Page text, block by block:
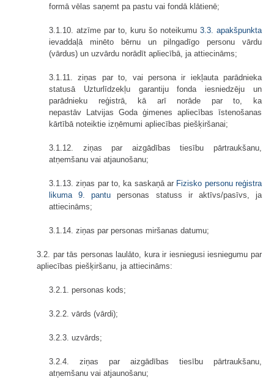
formā vēlas saņemt pa pastu vai fondā klātienē;
3.1.10. atzīme par to, kuru šo noteikumu 3.3. apakšpunkta
ievaddaļā minēto bērnu un pilngadīgo personu vārdu
(vārdus) un uzvārdu norādīt apliecībā, ja attiecināms;
3.1.11. ziņas par to, vai persona ir iekļauta parādnieka
statusā Uzturlīdzekļu garantiju fonda iesniedzēju un
parādnieku reģistrā, kā arī norāde par to, ka
nepastāv
Latvijas Goda ģimenes apliecības īstenošanas
kārtībā noteiktie izņēmumi apliecības piešķiršanai;
3.1.12. ziņas par aizgādības tiesību pārtraukšanu,
atņemšanu vai atjaunošanu;
3.1.13. ziņas par to, ka saskaņā ar Fizisko personu reģistra
likuma
9. pantu personas statuss ir aktīvs/pasīvs, ja
attiecināms;
3.1.14. ziņas par personas miršanas datumu;
3.2. par tās personas laulāto, kura ir iesniegusi iesniegumu par
apliecības piešķiršanu, ja attiecināms:
3.2.1. personas kods;
3.2.2. vārds (vārdi);
3.2.3. uzvārds;
3.2.4. ziņas par aizgādības tiesību pārtraukšanu,
atņemšanu vai atjaunošanu;